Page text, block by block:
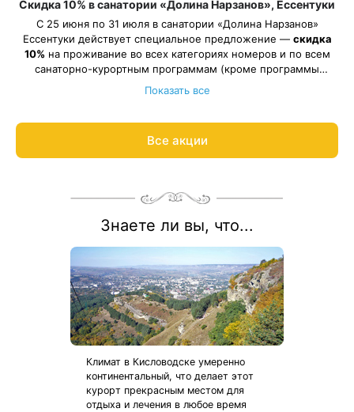
Скидка 10% в санатории «Долина Нарзанов», Ессентуки
С 25 июня по 31 июля в санатории «Долина Нарзанов»
Ессентуки действует специальное предложение — скидка
10% на проживание во всех категориях номеров и по всем
санаторно-курортным программам (кроме программы
«Оздоровительная»).
Весь период проживания должен пройти в даты 25 июня —
31 июля 2026.
Показать все
Все акции
Знаете ли вы, что...
Климат в Кисловодске умеренно
континентальный, что делает этот
курорт прекрасным местом для
отдыха и лечения в любое время